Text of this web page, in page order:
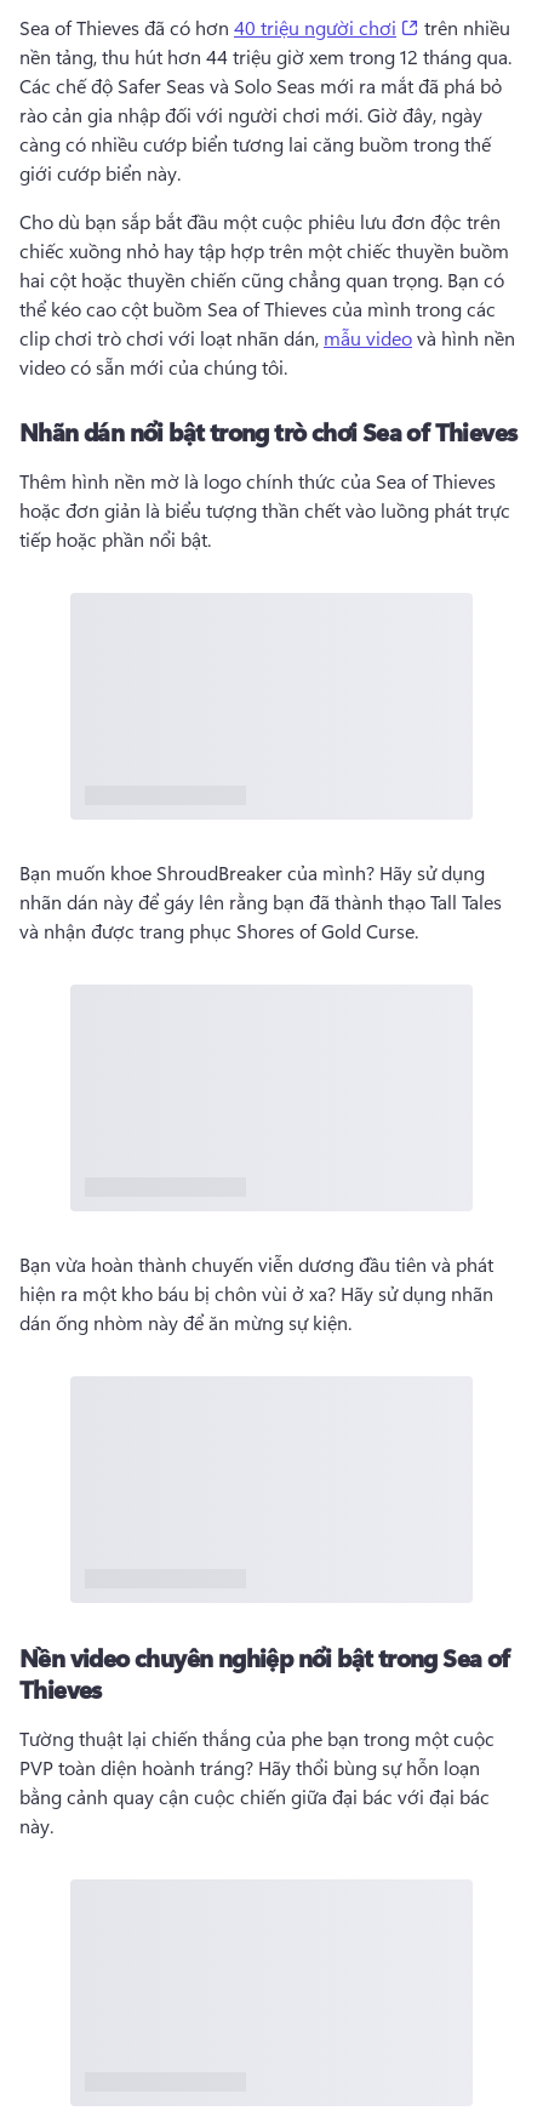
Sea of ​​Thieves đã có hơn 40 triệu người chơi (opens in a
trên nhiều
Các chế độ Safer Seas và Solo Seas mới ra mắt đã phá bỏ
rào cản gia nhập đối với người chơi mới. Giờ đây, ngày
càng có nhiều cướp biển tương lai căng buồm trong thế
giới cướp biển này.
Cho dù bạn sắp bắt đầu một cuộc phiêu lưu đơn độc trên
chiếc xuồng nhỏ hay tập hợp trên một chiếc thuyền buồm
hai cột hoặc thuyền chiến cũng chẳng quan trọng. Bạn có
thể kéo cao cột buồm Sea of ​​Thieves của mình trong các
clip chơi trò chơi với loạt nhãn dán, mẫu video và hình nền
video có sẵn mới của chúng tôi.
Nhãn dán nổi bật trong trò chơi Sea of ​​Thieves
Thêm hình nền mờ là logo chính thức của Sea of ​​Thieves
hoặc đơn giản là biểu tượng thần chết vào luồng phát trực
tiếp hoặc phần nổi bật.
Bạn muốn khoe ShroudBreaker của mình? Hãy sử dụng
nhãn dán này để gáy lên rằng bạn đã thành thạo Tall Tales
và nhận được trang phục Shores of Gold Curse.
Bạn vừa hoàn thành chuyến viễn dương đầu tiên và phát
hiện ra một kho báu bị chôn vùi ở xa? Hãy sử dụng nhãn
dán ống nhòm này để ăn mừng sự kiện.
Nền video chuyên nghiệp nổi bật trong Sea of ​​
Thieves
Tường thuật lại chiến thắng của phe bạn trong một cuộc
PVP toàn diện hoành tráng? Hãy thổi bùng sự hỗn loạn
bằng cảnh quay cận cuộc chiến giữa đại bác với đại bác
này.